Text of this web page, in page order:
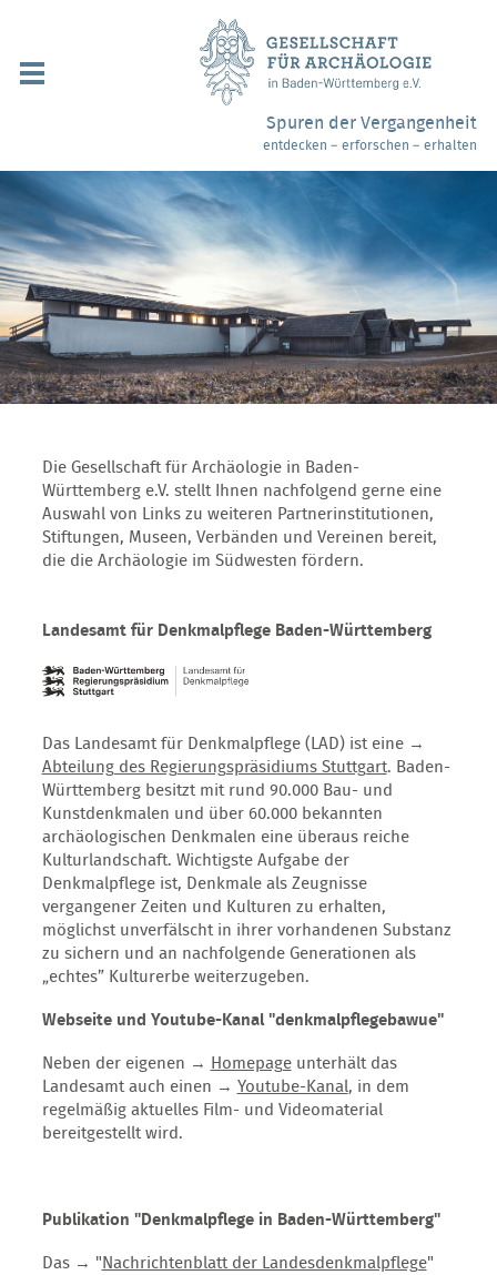
Über uns / Mitgliedschaft
Partner / Links
Archäologiemuseen
Webshop
Kontakt
Spuren der Vergangenheit
entdecken – erforschen – erhalten
Die Gesellschaft für Archäologie in Baden-
Württemberg e.V. stellt Ihnen nachfolgend gerne eine
Auswahl von Links zu weiteren Partnerinstitutionen,
Stiftungen, Museen, Verbänden und Vereinen bereit,
die die Archäologie im Südwesten fördern.
Landesamt für Denkmalpflege Baden-Württemberg
Das Landesamt für Denkmalpflege (LAD) ist eine →
Abteilung des Regierungspräsidiums Stuttgart. Baden-
Württemberg besitzt mit rund 90.000 Bau- und
Kunstdenkmalen und über 60.000 bekannten
archäologischen Denkmalen eine überaus reiche
Kulturlandschaft. Wichtigste Aufgabe der
Denkmalpflege ist, Denkmale als Zeugnisse
vergangener Zeiten und Kulturen zu erhalten,
möglichst unverfälscht in ihrer vorhandenen Substanz
zu sichern und an nachfolgende Generationen als
„echtes” Kulturerbe weiterzugeben.
Webseite und Youtube-Kanal "denkmalpflegebawue"
Neben der eigenen → Homepageunterhält das
Landesamt auch einen → Youtube-Kanal , in dem
regelmäßig aktuelles Film- und Videomaterial
bereitgestellt wird.
Publikation "Denkmalpflege in Baden-Württemberg"
Das → " Nachrichtenblatt der Landesdenkmalpflege"